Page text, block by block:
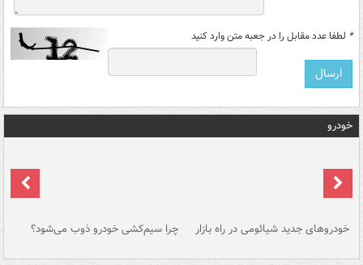
* لطفا عدد مقابل را در جعبه متن وارد کنید
خودرو
خودروهای جدید شیائومی در راه بازار چرا سیم‌کشی خودرو ذوب می‌شود؟